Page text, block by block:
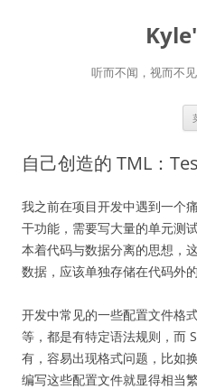
听而不闻，视而不
自己创造的 TML：
我之前在项目开发中遇到一个
干功能，需要写大量的单元测
本着代码与数据分离的思想，
数据，应该单独存储在代码外的
开发中常见的一些配置文件格
等，都是有特定语法规则，而
有，容易出现格式问题，比如
编写这些配置文件就显得相当